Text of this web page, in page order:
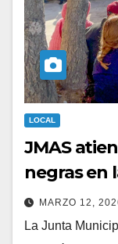
LOCAL
JMAS
negras en
MARZO 12,
La Junta